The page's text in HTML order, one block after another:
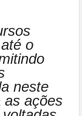
o
neste
as ações